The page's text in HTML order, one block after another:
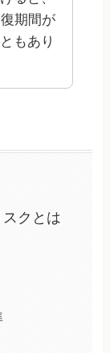
期間が
もあり
クとは